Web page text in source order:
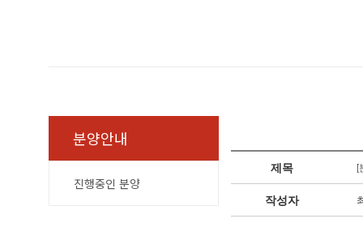
분양안내
진행중인 분양
제목 [
작성자